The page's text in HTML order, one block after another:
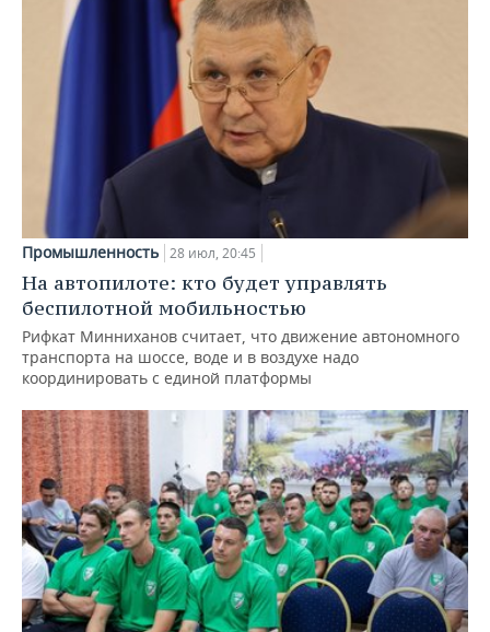
Промышленность 28 июл, 20:45
На автопилоте: кто будет управлять
беспилотной мобильностью
Рифкат Минниханов считает, что движение автономного
транспорта на шоссе, воде и в воздухе надо
координировать с единой платформы